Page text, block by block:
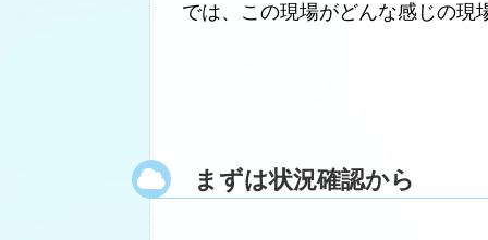
では、この現場がどんな感じの現
まずは状況確認から